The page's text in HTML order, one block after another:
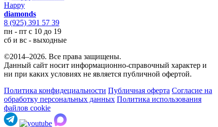
Happy
diamonds
8 (925) 391 57 39
пн - пт с 10 до 19
сб и вс - выходные
©2014–2026. Все права защищены.
Данный сайт носит информационно-справочный характер и
ни при каких условиях не является публичной офертой.
Политика конфидециальности Публичная оферта Согласие на
обработку персональных данных Политика использования
файлов cookie